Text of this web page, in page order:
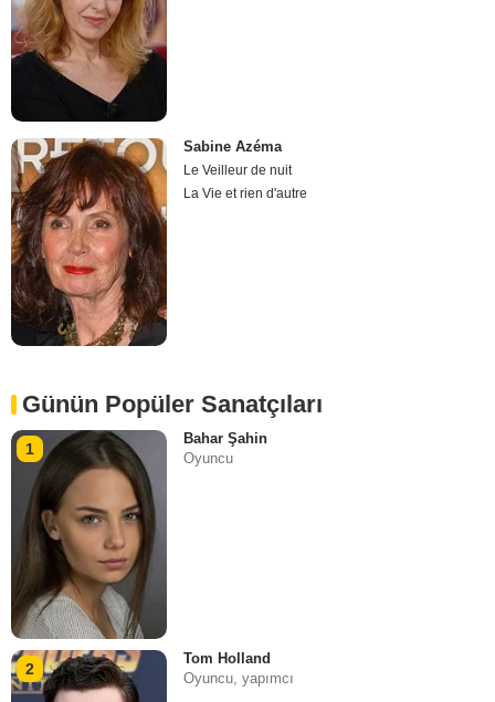
Sabine Azéma
Le Veilleur de nuit
La Vie et rien d'autre
Günün Popüler Sanatçıları
1
Bahar Şahin
Oyuncu
2
Tom Holland
Oyuncu, yapımcı